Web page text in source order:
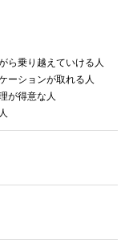
ら乗り越えていける人
ーションが取れる人
が得意な人